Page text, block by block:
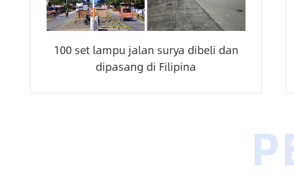
100 set lampu jalan surya dibeli dan
dipasang di Filipina